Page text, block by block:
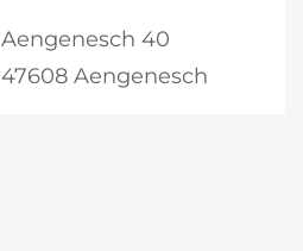
Aengenesch 40
47608 Aengenesch